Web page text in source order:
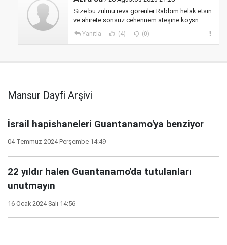
Size bu zulmü reva görenler Rabbım helak etsin
ve ahirete sonsuz cehennem ateşine koysn...
Yanıtla (4) (0)
Mansur Dayfi Arşivi
İsrail hapishaneleri Guantanamo'ya benziyor
04 Temmuz 2024 Perşembe 14:49
22 yıldır halen Guantanamo'da tutulanları
unutmayın
16 Ocak 2024 Salı 14:56